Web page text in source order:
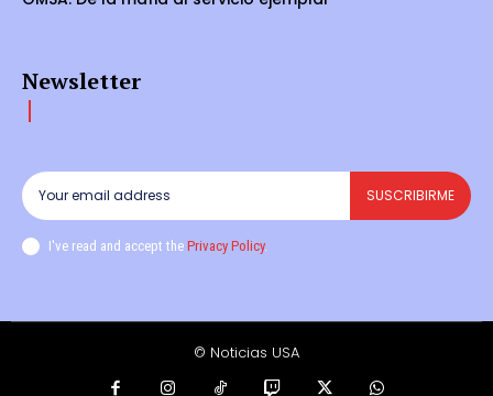
Newsletter
SUSCRIBIRME
I've read and accept the Privacy Policy.
© Noticias USA